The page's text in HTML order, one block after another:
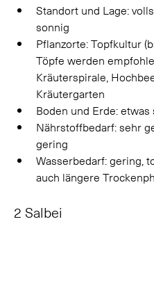
Standort und Lage:
sonnig
Pflanzorte: Topfkultur
Töpfe werden
Kräuterspirale,
Kräutergarten
Boden und Erde: etwas
Nährstoffbedarf: sehr
gering
Wasserbedarf: gering,
auch längere
2 Salbei